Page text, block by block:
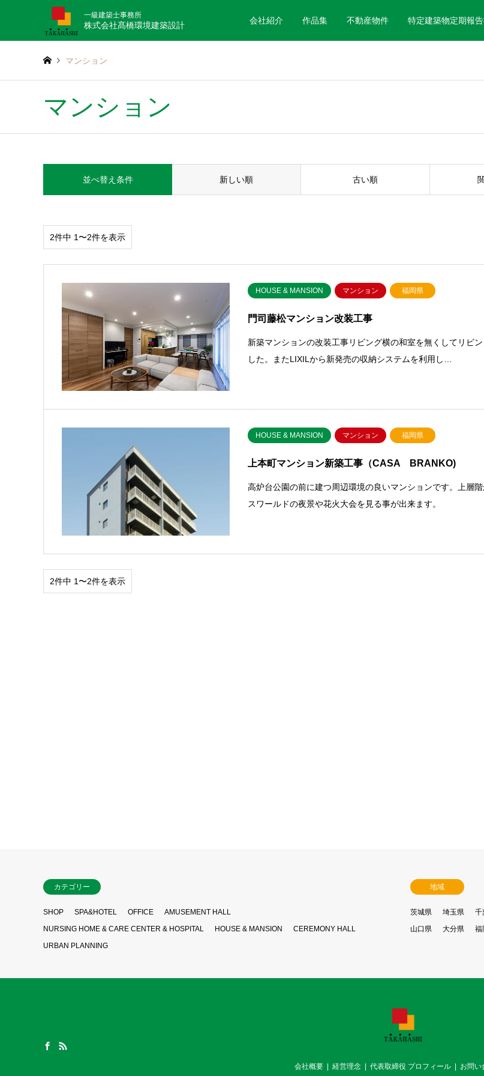
一級建築士事務所
株式会社髙橋環境建築設計
会社紹介 作品集 不動産物件 特定建築物定期報
マンション
マンション
並べ替え条件 新しい順 古い順
2件中 1〜2件を表示
HOUSE & MANSION マンション 福岡県
門司藤松マンション改装工事
新築マンションの改装工事リビング横の和室を無くしてリビン
した。またLIXILから新発売の収納システムを利用し…
HOUSE & MANSION マンション 福岡県
上本町マンション新築工事（CASA BRANKO)
高炉台公園の前に建つ周辺環境の良いマンションです。上層
スワールドの夜景や花火大会を見る事が出来ます。
2件中 1〜2件を表示
カテゴリー
SHOP SPA&HOTEL OFFICE
AMUSEMENT HALL
NURSING HOME & CARE CENTER & HOSPITAL
HOUSE & MANSION
CEREMONY HALL
URBAN PLANNING
地域
茨城県 埼玉県 千
山口県
大分県 福
会社概要 経営理念 代表取締役 プロフィール お問い